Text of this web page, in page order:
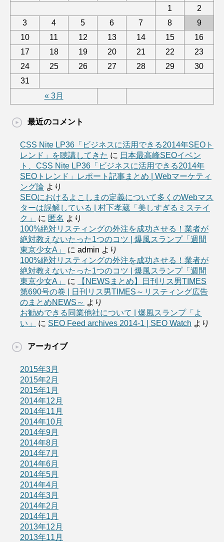
« 3月
1
2
3
4 5 6 7 8
9
10
11 12 13 14 15
16
17
18 19 20 21 22
23
24
25 26 27 28 29
30
31
最近のコメント
CSS Nite LP36「ビジネスに活用できる2014年SEOト
レンド」を聴講してきた に 日本最高峰SEOイベン
ト、CSS Nite LP36「ビジネスに活用できる2014年
SEOトレンド」レポート記事まとめ | Webマーケティ
ング論 より
SEOにおけるよこしまの定義について多くのWebマス
ターは誤解している | 村下孝蔵「美しすぎるミステイ
ク」
に 匿名 より
100%絶対リスティングの外注を成功させる！業者が
絶対教えないたった1つのコツ | 爆風スランプ「週間
東京少女A」
に admin より
100%絶対リスティングの外注を成功させる！業者が
絶対教えないたった1つのコツ | 爆風スランプ「週間
東京少女A」
に
【NEWSまとめ】日刊リス男TIMES
第690号の巻 | 日刊リス男TIMES～リスティング広告
のまとめNEWS～ より
お勧めできる同業他社について | 爆風スランプ「よ
い」
に SEO Feed archives 2014-1 | SEO Watch より
アーカイブ
2015年3月
2015年2月
2015年1月
2014年12月
2014年11月
2014年10月
2014年9月
2014年8月
2014年7月
2014年6月
2014年5月
2014年4月
2014年3月
2014年2月
2014年1月
2013年12月
2013年11月